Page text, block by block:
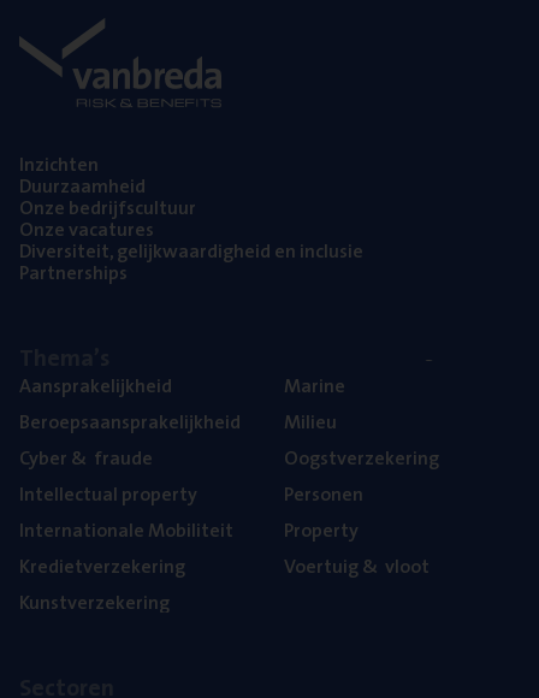
Inzich­ten
Duur­zaam­heid
Onze bedrijfs­cul­tuur
Onze vaca­tu­res
Diver­si­teit, gelijk­waar­dig­heid en inclusie
Part­ner­ships
Aan­spra­ke­lijk­heid
Beroeps­aan­spra­ke­lijk­heid
Cyber& fraude
Intel­lec­tu­al property
Inter­na­ti­o­na­le Mobiliteit
Kre­diet­ver­ze­ke­ring
Kunst­ver­ze­ke­ring
Mari­ne
Mili­eu
Oogst­ver­ze­ke­ring
Per­so­nen
Pro­per­ty
Voer­tuig& vloot